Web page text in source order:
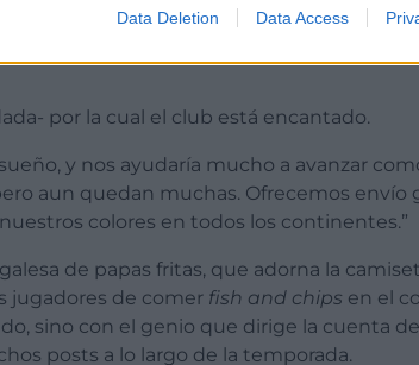
Data Deletion Data Access
de seguidores de Boca durante 24
en línea una canción que se burla del
por la cual el club está encantado.
y nos ayudaría mucho a avanzar
aun quedan muchas. Ofrecemos envío
colores en todos los continentes.”
de papas fritas, que adorna la
jugadores de comer fish and chips en el
sino con el genio que dirige la cuenta
posts a lo largo de la temporada.